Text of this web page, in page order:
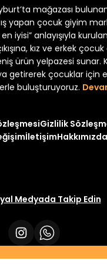
Yeni
₺ 320 ₺
mağazası
yapan çocuk giyim
iyisi” anlayışıyla
kız ve erkek
ürün yelpazesi sunar.
getirerek çocuklar için
buluşturuyoruz.
Gizlilik
İletişimHakkımızda
Medyada Takip Edin